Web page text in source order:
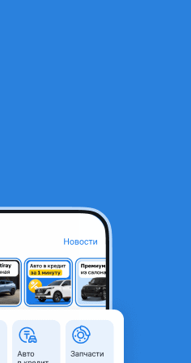
Алматы, Алматинская